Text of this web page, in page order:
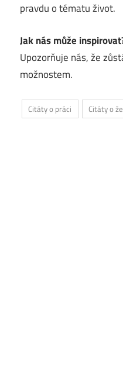
pravdu o tématu život.
Jak nás může
Upozorňuje nás, že
možnostem.
Citáty o práci Citáty o